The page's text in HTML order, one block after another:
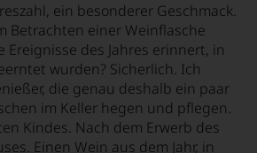
ein besonderer Geschmack.
Betrachten einer Weinflasche
Ereignisse des Jahres erinnert, in
wurden? Sicherlich. Ich
die genau deshalb ein paar
im Keller hegen und pflegen.
Kindes. Nach dem Erwerb des
Einen Wein aus dem Jahr, in